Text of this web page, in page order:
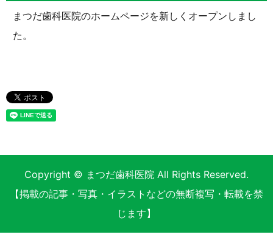
まつだ歯科医院のホームページを新しくオープンしまし
た。
Copyright © まつだ歯科医院 All Rights Reserved.
【掲載の記事・写真・イラストなどの無断複写・転載を禁
じます】